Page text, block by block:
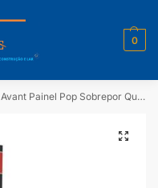
0
Avant Painel Pop Sobrepor Quadrado 30x30cm 24W 6500k